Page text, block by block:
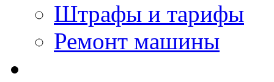
Штрафы и тарифы
Ремонт машины